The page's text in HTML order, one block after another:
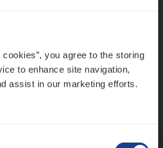
you agree to the storing
to enhance site navigation,
assist in our marketing efforts.